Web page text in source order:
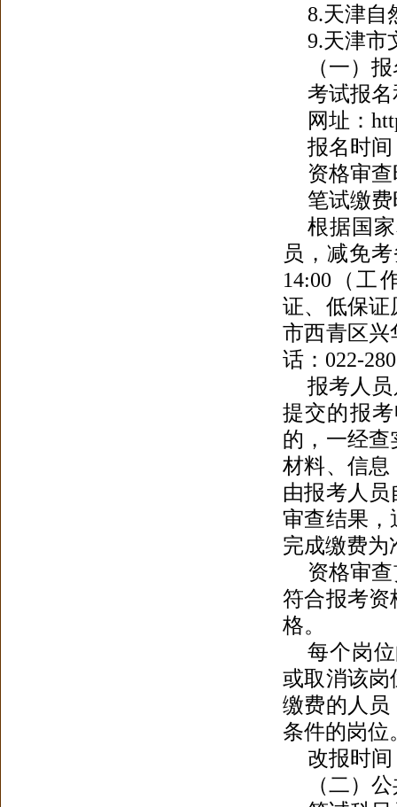
8.天津自
9.天津市
（一）
考试报
网址：
报名时间
资格审查
笔试缴费
根据国
员，减免
14:00（工
证、低保证
市西青区兴
话：022-
报考人
提交的报
的 ， 一经查
材料、信息
由报考人员
审查结果
完成缴费为
资格审
符合报考资
格。
每个岗
或取消该岗
缴费的人员
条件的岗位
改报时间
（二）